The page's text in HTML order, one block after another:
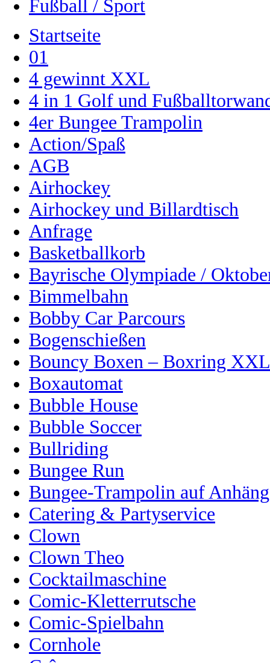
Fußball / Sport
Startseite
01
4 gewinnt XXL
4 in 1 Golf und
4er Bungee Trampolin
Action/Spaß
AGB
Airhockey
Airhockey und Billardtisch
Anfrage
Basketballkorb
Bayrische Olympiade /
Bimmelbahn
Bobby Car Parcours
Bogenschießen
Bouncy Boxen – Boxring XXL
Boxautomat
Bubble House
Bubble Soccer
Bullriding
Bungee Run
Bungee-Trampolin auf
Catering & Partyservice
Clown
Clown Theo
Cocktailmaschine
Comic-Kletterrutsche
Comic-Spielbahn
Cornhole